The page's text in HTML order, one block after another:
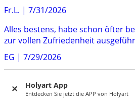
Holyart App
Entdecken Sie jetzt die APP von Holyart
Fr.L. | 7/31/2026
Alles bestens, habe schon öfter
zur vollen Zufriedenheit
EG | 7/29/2026
Ich bin mit dem Angebot sehr
niedrig preisigere Produkte